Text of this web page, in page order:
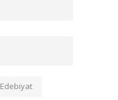
Edebiyat